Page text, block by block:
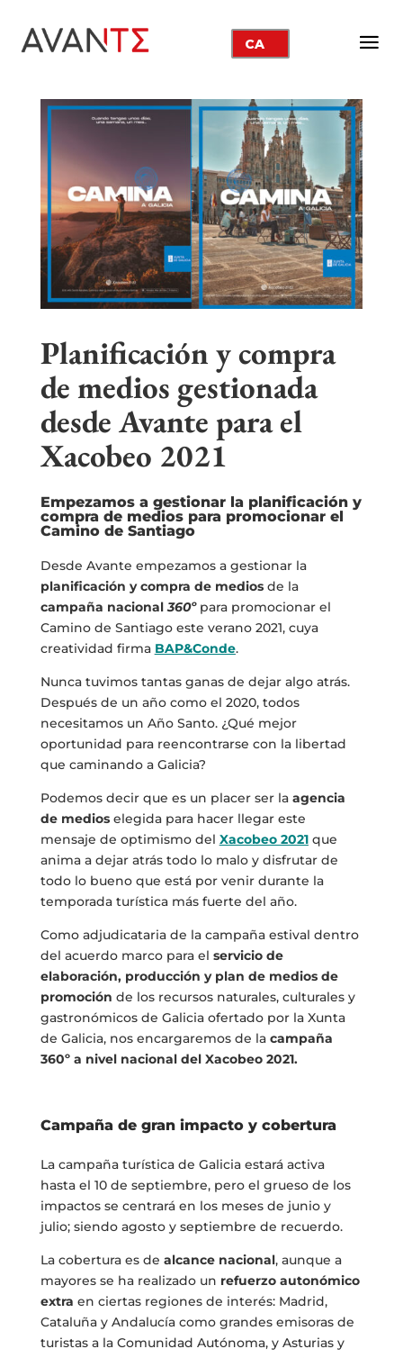
CA
Planificación y compra
de medios gestionada
desde Avante para el
Xacobeo 2021
Empezamos a gestionar la planificación y
compra de medios para promocionar el
Camino de Santiago
Desde Avante empezamos a gestionar la
planificación y compra de mediosde la
campaña nacional360ºpara promocionar el
Camino de Santiago este verano 2021, cuya
creatividad firma BAP&Conde.
Nunca tuvimos tantas ganas de dejar algo atrás.
Después de un año como el 2020, todos
necesitamos un Año Santo. ¿Qué mejor
oportunidad para reencontrarse con la libertad
que caminando a Galicia?
Podemos decir que es un placer ser la agencia
de medioselegida para hacer llegar este
mensaje de optimismo del Xacobeo 2021que
anima a dejar atrás todo lo malo y disfrutar de
todo lo bueno que está por venir durante la
temporada turística más fuerte del año.
Como adjudicataria de la campaña estival dentro
del acuerdo marco para el servicio de
elaboración, producción y plan de medios de
promoción de los recursos naturales, culturales y
gastronómicos de Galicia ofertado por la Xunta
de Galicia, nos encargaremos de la campaña
360º a nivel nacional del Xacobeo 2021.
Campaña de gran impacto y cobertura
La campaña turística de Galicia estará activa
hasta el 10 de septiembre, pero el grueso de los
impactos se centrará en los meses de junio y
julio; siendo agosto y septiembre de recuerdo.
La cobertura es de alcance nacional, aunque a
mayores se ha realizado un refuerzo autonómico
extra en ciertas regiones de interés: Madrid,
Cataluña y Andalucía como grandes emisoras de
turistas a la Comunidad Autónoma, y Asturias y